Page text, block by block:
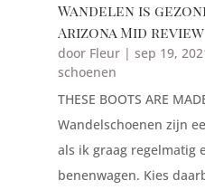
Wandelen is
Arizona Mid review
door Fleur| sep 19,
schoenen
THESE BOOTS ARE
Wandelschoenen zijn
als ik graag regelmatig
benenwagen. Kies